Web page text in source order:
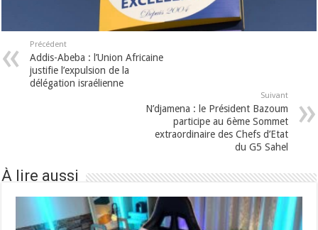
Précédent
Addis-Abeba : l’Union Africaine
justifie l’expulsion de la
délégation israélienne
Suivant
N’djamena : le Président Bazoum
participe au 6ème Sommet
extraordinaire des Chefs d’Etat
du G5 Sahel
À lire aussi